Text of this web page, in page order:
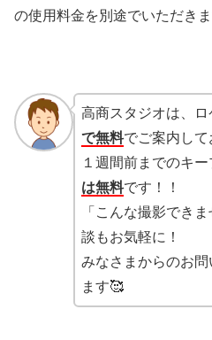
の使用料金を別途でいただきま
高商スタジオは、ロ
で無料でご案内して
１週間前までのキ
は無料です！！
「こんな撮影でき
談もお気軽に！
みなさまからのお
ます🥰